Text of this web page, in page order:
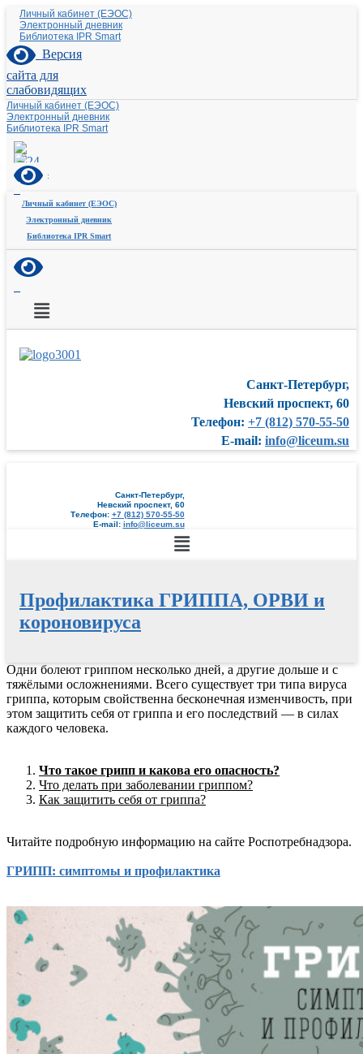
Личный кабинет (ЕЭОС)
Электронный дневник
Библиотека IPR Smart
Версия
сайта для
слабовидящих
Личный кабинет (ЕЭОС)
Электронный дневник
Библиотека IPR Smart
Личный кабинет (ЕЭОС)
Электронный дневник
Библиотека IPR Smart
Меню
Санкт-Петербург,
Невский проспект, 60
Телефон: +7 (812) 570-55-50
E-mail: info@liceum.su
Санкт-Петербург,
Невский проспект, 60
Телефон: +7 (812) 570-55-50
E-mail: info@liceum.su
Меню
Профилактика ГРИППА, ОРВИ и
короновируса
Перейти
к
содержимому
Одни болеют гриппом несколько дней, а другие дольше и с
тяжёлыми осложнениями. Всего существует три типа вируса
гриппа, которым свойственна бесконечная изменчивость, при
этом защитить себя от гриппа и его последствий — в силах
каждого человека.
Что такое грипп и какова его опасность?
Что делать при заболевании гриппом?
Как защитить себя от гриппа?
Читайте подробную информацию на сайте Роспотребнадзора.
ГРИПП: симптомы и профилактика